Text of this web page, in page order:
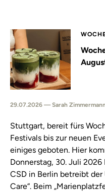
29.07.2026 — Sarah
Stuttgart, bereit fürs
Festivals bis zur neuen
einiges geboten. Hier
Donnerstag, 30. Juli
CSD in Berlin betreibt
Care“. Beim